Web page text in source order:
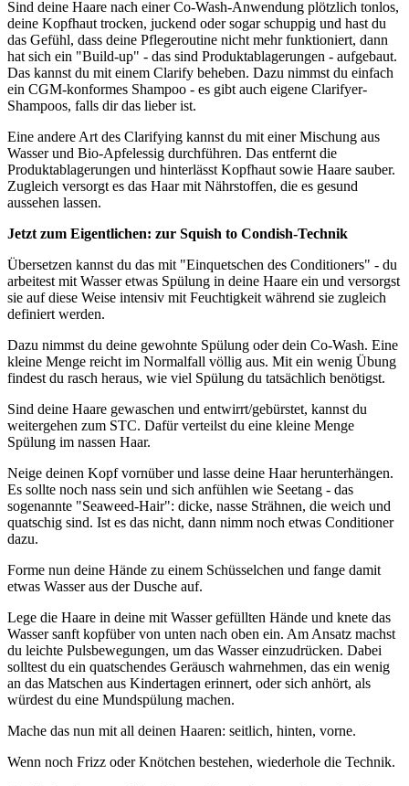
Sind deine Haare nach einer Co-Wash-Anwendung plötzlich tonlos,
deine Kopfhaut trocken, juckend oder sogar schuppig und hast du
das Gefühl, dass deine Pflegeroutine nicht mehr funktioniert, dann
hat sich ein "Build-up" - das sind Produktablagerungen - aufgebaut.
Das kannst du mit einem Clarify beheben. Dazu nimmst du einfach
ein CGM-konformes Shampoo - es gibt auch eigene Clarifyer-
Shampoos, falls dir das lieber ist.
Eine andere Art des Clarifying kannst du mit einer Mischung aus
Wasser und Bio-Apfelessig durchführen. Das entfernt die
Produktablagerungen und hinterlässt Kopfhaut sowie Haare sauber.
Zugleich versorgt es das Haar mit Nährstoffen, die es gesund
aussehen lassen.
Jetzt zum Eigentlichen: zur Squish to Condish-Technik
Übersetzen kannst du das mit "Einquetschen des Conditioners" - du
arbeitest mit Wasser etwas Spülung in deine Haare ein und versorgst
sie auf diese Weise intensiv mit Feuchtigkeit während sie zugleich
definiert werden.
Dazu nimmst du deine gewohnte Spülung oder dein Co-Wash. Eine
kleine Menge reicht im Normalfall völlig aus. Mit ein wenig Übung
findest du rasch heraus, wie viel Spülung du tatsächlich benötigst.
Sind deine Haare gewaschen und entwirrt/gebürstet, kannst du
weitergehen zum STC. Dafür verteilst du eine kleine Menge
Spülung im nassen Haar.
Neige deinen Kopf vornüber und lasse deine Haar herunterhängen.
Es sollte noch nass sein und sich anfühlen wie Seetang - das
sogenannte "Seaweed-Hair": dicke, nasse Strähnen, die weich und
quatschig sind. Ist es das nicht, dann nimm noch etwas Conditioner
dazu.
Forme nun deine Hände zu einem Schüsselchen und fange damit
etwas Wasser aus der Dusche auf.
Lege die Haare in deine mit Wasser gefüllten Hände und knete das
Wasser sanft kopfüber von unten nach oben ein. Am Ansatz machst
du leichte Pulsbewegungen, um das Wasser einzudrücken. Dabei
solltest du ein quatschendes Geräusch wahrnehmen, das ein wenig
an das Matschen aus Kindertagen erinnert, oder sich anhört, als
würdest du eine Mundspülung machen.
Mache das nun mit all deinen Haaren: seitlich, hinten, vorne.
Wenn noch Frizz oder Knötchen bestehen, wiederhole die Technik.